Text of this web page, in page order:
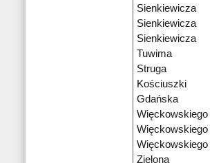
Sienkiewicza
Sienkiewicza
Sienkiewicza
Tuwima
Struga
Kościuszki
Gdańska
Więckowskiego
Więckowskiego
Więckowskiego
Zielona